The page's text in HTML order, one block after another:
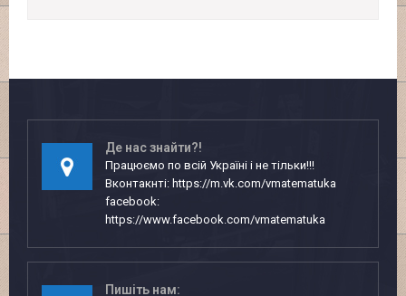
Де нас знайти?!
Працюємо по всій Україні і не тільки!!!
Вконтакнті: https://m.vk.com/vmatematuka
facebook:
https://www.facebook.com/vmatematuka
Пишіть нам: